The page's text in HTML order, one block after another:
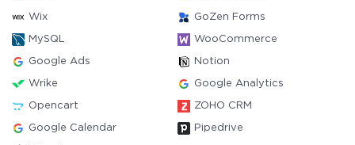
Wix GoZen Forms
MySQL WooCommerce
Google Ads Notion
Wrike Google Analytics
Opencart ZOHO CRM
Google Calendar Pipedrive